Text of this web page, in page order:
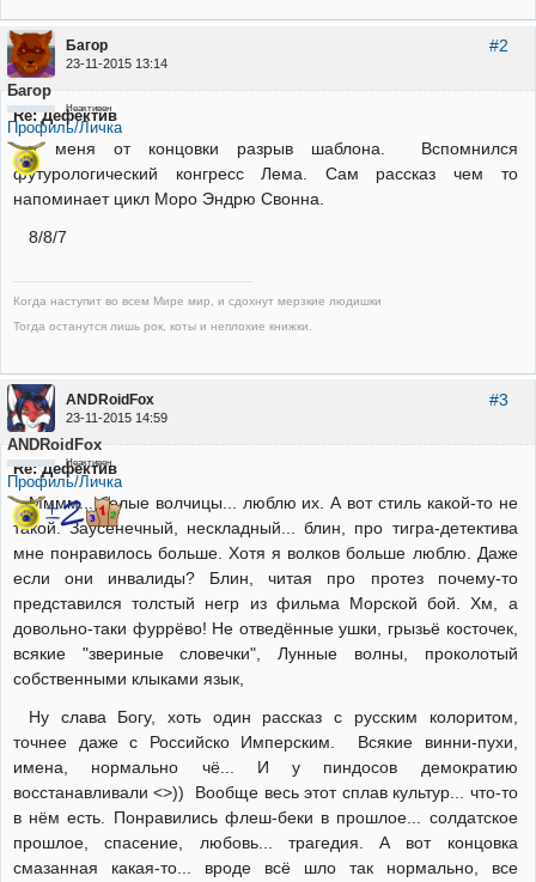
#2
Багор
23-11-2015 13:14
Багор
Неактивен
Профиль/Личка
Re: Дефектив
у меня от концовки разрыв шаблона. Вспомнился
футурологический конгресс Лема. Сам рассказ чем то
напоминает цикл Моро Эндрю Свонна.
8/8/7
Когда наступит во всем Мире мир, и сдохнут мерзкие людишки
Тогда останутся лишь рок, коты и неплохие книжки.
#3
ANDRoidFox
23-11-2015 14:59
ANDRoidFox
Неактивен
Профиль/Личка
Re: Дефектив
Мммм... белые волчицы... люблю их. А вот стиль какой-то не
такой. Заусенечный, нескладный... блин, про тигра-детектива
мне понравилось больше. Хотя я волков больше люблю. Даже
если они инвалиды? Блин, читая про протез почему-то
представился толстый негр из фильма Морской бой. Хм, а
довольно-таки фуррёво! Не отведённые ушки, грызьё косточек,
всякие "звериные словечки", Лунные волны, проколотый
собственными клыками язык,
Ну слава Богу, хоть один рассказ с русским колоритом,
точнее даже с Российско Имперским. Всякие винни-пухи,
имена, нормально чё... И у пиндосов демократию
восстанавливали <>)) Вообще весь этот сплав культур... что-то
в нём есть. Понравились флеш-беки в прошлое... солдатское
прошлое, спасение, любовь... трагедия. А вот концовка
смазанная какая-то... вроде всё шло так нормально, все